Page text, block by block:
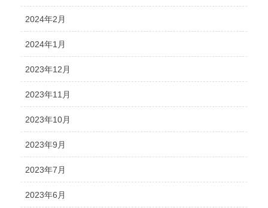
2024年2月
2024年1月
2023年12月
2023年11月
2023年10月
2023年9月
2023年7月
2023年6月